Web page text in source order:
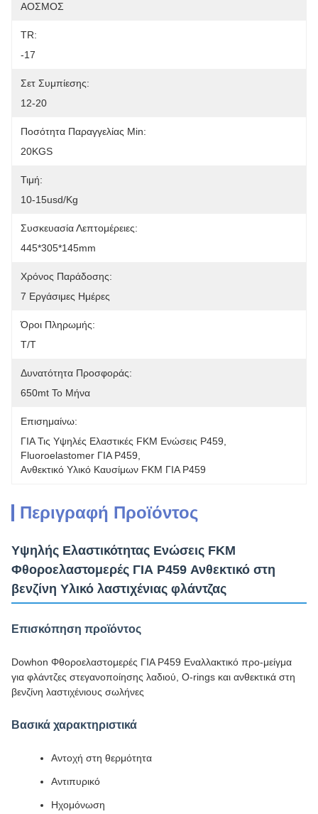
ΑΟΣΜΟΣ
TR:
-17
Σετ Συμπίεσης:
12-20
Ποσότητα Παραγγελίας Min:
20KGS
Τιμή:
10-15usd/kg
Συσκευασία Λεπτομέρειες:
445*305*145mm
Χρόνος Παράδοσης:
7 Εργάσιμες Ημέρες
Όροι Πληρωμής:
T/T
Δυνατότητα Προσφοράς:
650mt Το Μήνα
Επισημαίνω:
ΓΙΑ Τις Υψηλές Ελαστικές FKM Ενώσεις P459
Fluoroelastomer ΓΙΑ P459
Ανθεκτικό Υλικό Καυσίμων FKM ΓΙΑ P459
Περιγραφή Προϊόντος
Υψηλής Ελαστικότητας Ενώσεις FKM
Φθοροελαστομερές ΓΙΑ P459 Ανθεκτικό στη
βενζίνη Υλικό λαστιχένιας φλάντζας
Επισκόπηση προϊόντος
Dowhon Φθοροελαστομερές ΓΙΑ P459 Εναλλακτικό προ-μείγμα
για φλάντζες στεγανοποίησης λαδιού, O-rings και ανθεκτικά στη
βενζίνη λαστιχένιους σωλήνες
Βασικά χαρακτηριστικά
Αντοχή στη θερμότητα
Αντιπυρικό
Ηχομόνωση